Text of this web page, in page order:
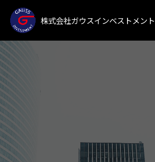
株式会社ガウスインベストメント